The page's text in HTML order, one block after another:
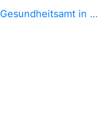
Gesundheitsamt in …